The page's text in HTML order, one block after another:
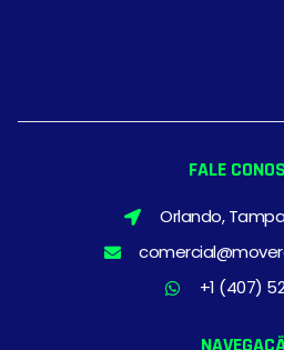
FALE
Orlando,
+1 (407)